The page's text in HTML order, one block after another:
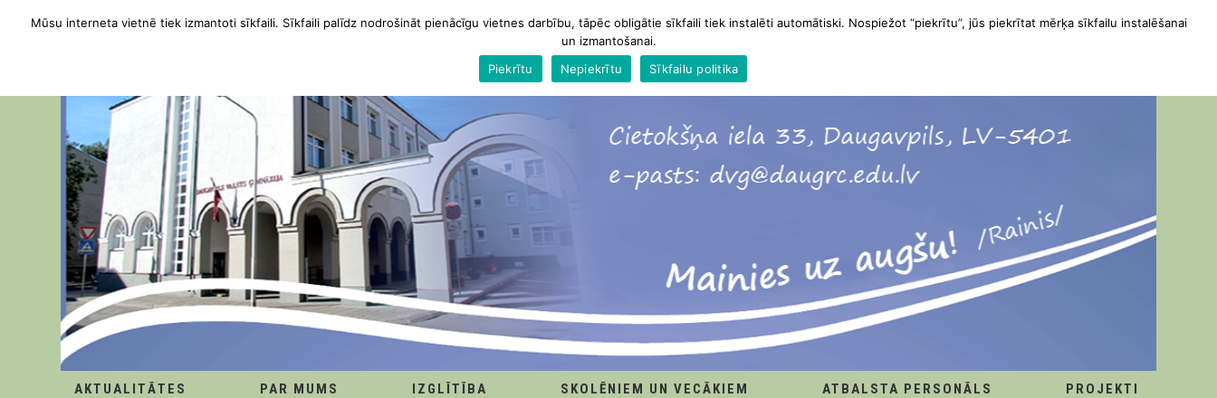
AKTUALITĀTES PAR MUMS IZGLĪTĪBA SKOLĒNIEM UN VECĀKIEM ATBALSTA PERSONĀLS
PROJEKTI
Mūsu interneta vietnē tiek izmantoti sīkfaili. Sīkfaili palīdz nodrošināt pienācīgu vietnes darbību, tāpēc obligātie sīkfaili tiek instalēti automātiski. Nospiežot “piekrītu”, jūs piekrītat mērķa sīkfailu instalēšanai
un izmantošanai.
Piekrītu
Nepiekrītu Sīkfailu politika